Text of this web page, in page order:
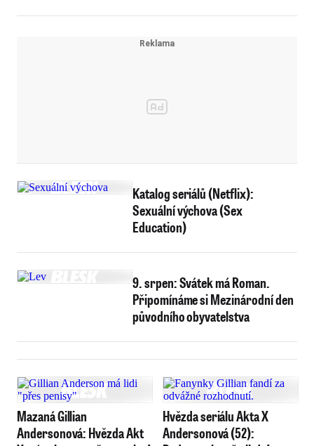
Katalog seriálů (Netflix):
Sexuální výchova (Sex
Education)
9. srpen: Svátek má Roman.
Připomínáme si Mezinárodní den
původního obyvatelstva
Mazaná Gillian
Andersonová: Hvězda Akt
Hvězda seriálu Akta X
Andersonová (52):